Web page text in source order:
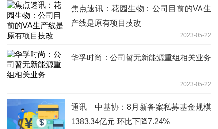
焦点速讯：花园生物：公司目前的VA生
产线是原有项目技改
2023-05-22
华孚时尚：公司暂无新能源重组相关业务
2023-05-22
通讯！中基协：8月新备案私募基金规模
1383.34亿元 环比下降7.24%